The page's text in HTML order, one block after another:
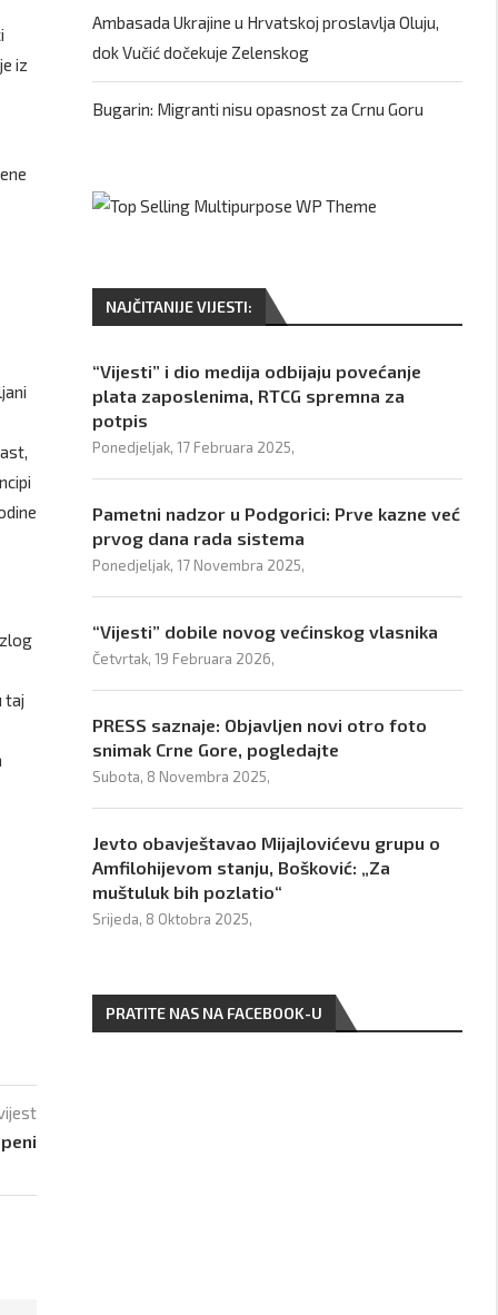
iz
taj
Ambasada Ukrajine u Hrvatskoj proslavlja Oluju,
dok Vučić dočekuje Zelenskog
Bugarin: Migranti nisu opasnost za Crnu Goru
NAJČITANIJE VIJESTI:
“Vijesti” i dio medija odbijaju povećanje
plata zaposlenima, RTCG spremna za
potpis
Ponedjeljak, 17 Februara 2025,
Pametni nadzor u Podgorici: Prve kazne već
prvog dana rada sistema
Ponedjeljak, 17 Novembra 2025,
“Vijesti” dobile novog većinskog vlasnika
Četvrtak, 19 Februara 2026,
PRESS saznaje: Objavljen novi otro foto
snimak Crne Gore, pogledajte
Subota, 8 Novembra 2025,
Jevto obavještavao Mijajlovićevu grupu o
Amfilohijevom stanju, Bošković: „Za
muštuluk bih pozlatio“
Srijeda, 8 Oktobra 2025,
PRATITE NAS NA FACEBOOK-U